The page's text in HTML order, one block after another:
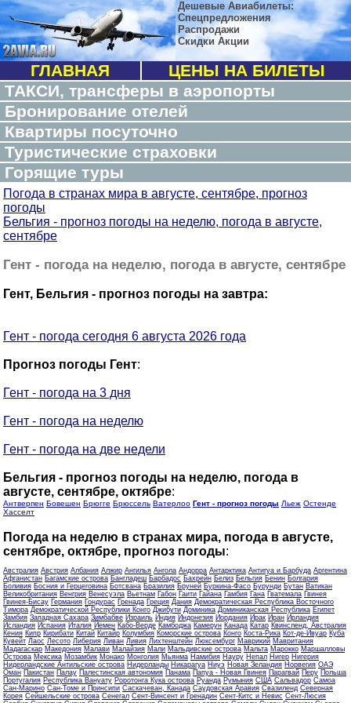
Дешевые Авиабилеты:
Спецпредложения
Распродажи
Скидки Акции
ГЛАВНАЯ
ЦЕНЫ НА БИЛЕТЫ
ТАКСИ, трансферы в аэропорты
Бронирование отелей
Квартиры посуточно
Туристические страховки
Горящие туры
Погода в странах мира в августе, сентябре, прогноз
погоды
Бельгия - прогноз погоды на неделю, погода в августе,
сентябре
Гент - погода на неделю, погода в августе, сентябре
Гент, Бельгия - прогноз погоды на завтра:
Гент - погода сегодня 6 августа 2026 года
Прогноз погоды Гент:
Гент - погода на 3 дня
Гент - погода на неделю
Гент - погода на две недели
Бельгия - прогноз погоды на неделю, погода в
августе, сентябре, октябре:
Антверпен Бовешен Брюгге Брюссель Ватерлоо Гент - прогноз погоды Льеж Остенде
Хасселт
Погода на неделю в странах мира, погода в августе,
сентябре, октябре, прогноз погоды:
Австралия Австрия Албания Алжир Ангилья Ангола Андорра Антарктика Антигуа и Барбуда Аргентина
Афганистан Багамские острова Бангладеш Барбадос Бахрейн Белиз Бельгия Бенин Болгария
Боливия Босния и Герцеговина Ботсвана Бразилия Бруней Буркина-Фасо Бурунди Бутан Ватикан
Великобритания Венгрия Венесуэла Вьетнам Габон Гаити Гайана Гамбия Гана Гватемала Гвинея
Гвинея-Бисау Германия Гондурас Гренада Греция Дания Демократическая Республика Восточного
Тимора Демократической Республики Конго Джибути Доминика Доминиканская Республика Египет
Замбия Западная Сахара Зимбабве Израиль Индия Индонезия Иордания Ирак Иран Ирландия
Исландия Испания Италия Йемен Кабо-Верде Камбоджа Камерун Канада Катар Квинсленд, Австралия
Кения Кипр Кирибати Китай Китайр Колумбия Коморские острова Конго Коста-Рика Кот-де-Ивуар Куба
Кувейт Лаос Лесото Либерия Ливан Ливия Лихтенштейн Люксембург Маврикий Мавритания
Мадагаскар Македония Малави Малайзия Мали Мальдивские острова Мальта Марокко Маршалловы
Острова Мексика Мозамбик Монако Монголия Мьянма Намибия Науру Непал Нигер Нигерия
Нидерландские Антильские острова Нидерланды Никарагуа Ниуэ Новая Зеландия Норвегия ОАЭ
Оман Пакистан Палау Палестинская автономия Панама Папуа - Новая Гвинея Парагвай Перу Польша
Португалия Республика Вануату Роротонга Кука острова Руанда Румыния США Сальвадор Самоа
Сан-Марино Сан-Томе и Принсипи Саскачеван, Канада Саудовская Аравия Свазиленд Северная
Корея Сейшельские острова Сенегал Сент-Винсент и Гренадин Сент-Китс и Невис Сент-Люсия